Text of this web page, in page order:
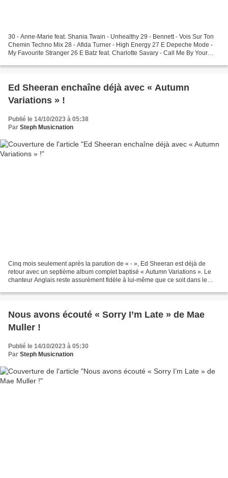
30 - Anne-Marie feat. Shania Twain - Unhealthy 29 - Bennett - Vois Sur Ton
Chemin Techno Mix 28 - Afida Turner - High Energy 27 E Depeche Mode -
My Favourite Stranger 26 E Batz feat. Charlotte Savary - Call Me By Your
Ed Sheeran enchaîne déjà avec « Autumn
Variations » !
Publié le 14/10/2023 à 05:38
Par Steph Musicnation
Cinq mois seulement après la parution de « - », Ed Sheeran est déjà de
retour avec un septième album complet baptisé « Autumn Variations ». Le
chanteur Anglais reste assurément fidèle à lui-même que ce soit dans le
Nous avons écouté « Sorry I’m Late » de Mae
Muller !
Publié le 14/10/2023 à 05:30
Par Steph Musicnation